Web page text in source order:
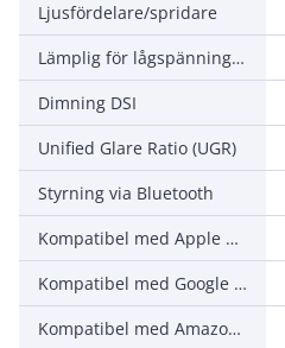
Ljusfördelare/spridare
Lämplig för lågspänningssystem
Dimning DSI
Unified Glare Ratio (UGR)
Styrning via Bluetooth
Kompatibel med Apple HomeKit
Kompatibel med Google Assistant
Kompatibel med Amazon Alexa